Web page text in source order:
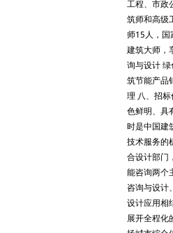
工程、市政
筑师和高级
师15人，国
建筑大师，
询与设计
筑节能产品
理 八、招
色鲜明、具
时是中国建
技术服务的
合设计部门
能咨询两个
咨询与设计
设计应用相
展开全程化